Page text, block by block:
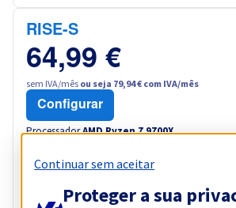
RISE-S
64,99 €
sem IVA/mês ou seja 79,94 € com IVA/mês
Configurar
ProcessadorAMD Ryzen 7 9700X
RAM 64 GB
Largura de banda pública 1 Gbps
Continuar sem aceitar
Proteger a sua